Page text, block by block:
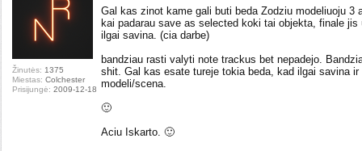
Žinutės: 1375
Miestas: Colchester
Prisijungė: 2009-12-18
Gal kas zinot kame gali buti beda Zodziu modeliuoju
kai padarau save as selected koki tai objekta, finale
ilgai savina. (cia darbe)
bandziau rasti valyti note trackus bet nepadejo.
shit. Gal kas esate tureje tokia beda, kad ilgai savina
modeli/scena.
🙂
Aciu Iskarto. 🙂